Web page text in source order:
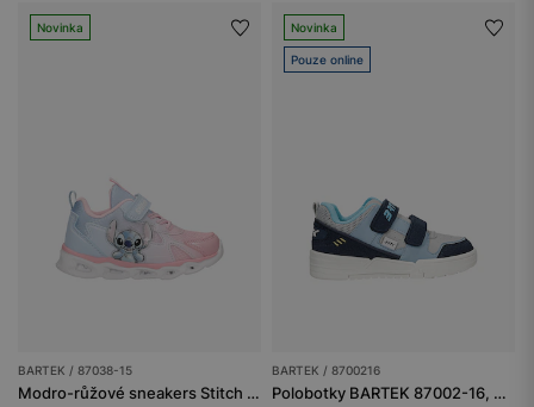
Novinka
BARTEK / 87038-15
Modro-růžové sneakers Stitch se svítící podrážkou BARTEK 87038-15
Novinka
Pouze online
BARTEK / 8700216
Polobotky BARTEK 87002-16, modro-tmavě modré